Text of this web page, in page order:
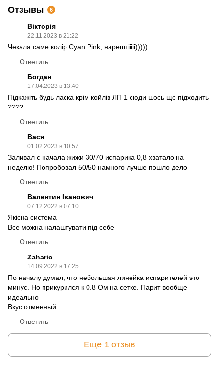
Отзывы 6
Вікторія
22.11.2023 в 21:22
Чекала саме колір Cyan Pink, нарештііііі)))))
Ответить
Богдан
17.04.2023 в 13:40
Підкажіть будь ласка крім койлів ЛП 1 сюди шось ще підходить
????
Ответить
Вася
01.02.2023 в 10:57
Заливал с начала жижи 30/70 испарика 0,8 хватало на
неделю! Попробовал 50/50 намного лучше пошло дело
Ответить
Валентин Іванович
07.12.2022 в 07:10
Якісна система
Все можна налаштувати під себе
Ответить
Zahario
14.09.2022 в 17:25
По началу думал, что небольшая линейка испарителей это
минус. Но прикурился к 0.8 Ом на сетке. Парит вообще
идеально
Вкус отменный
Ответить
Еще 1 отзыв